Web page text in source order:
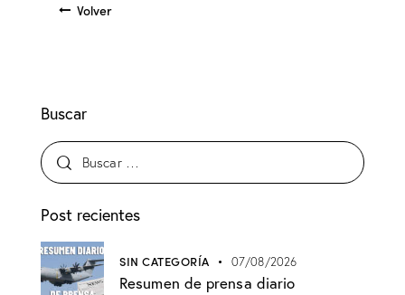
Volver
Buscar
Post recientes
SIN CATEGORÍA 07/08/2026
Resumen de prensa diario